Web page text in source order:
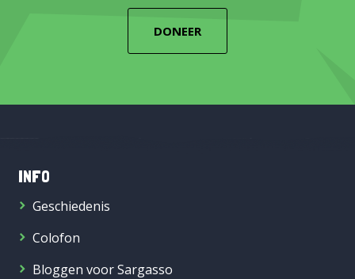
DONEER
INFO
Geschiedenis
Colofon
Bloggen voor Sargasso